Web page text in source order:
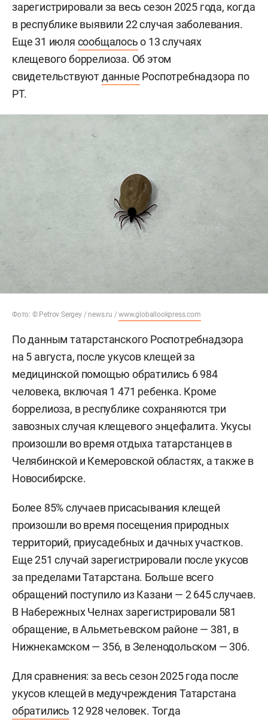
зарегистрировали за весь сезон 2025 года, когда
в республике выявили 22 случая заболевания.
Еще 31 июля сообщалосьо 13 случаях
клещевого боррелиоза. Об этом
свидетельствуютданные Роспотребнадзора по
РТ.
Фото: © Petrov Sergey / news.ru /www.globallookpress.com
По данным татарстанского Роспотребнадзора
на 5 августа, после укусов клещей за
медицинской помощью обратились 6 984
человека, включая 1 471 ребенка. Кроме
боррелиоза, в республике сохраняются три
завозных случая клещевого энцефалита. Укусы
произошли во время отдыха татарстанцев в
Челябинской и Кемеровской областях, а также в
Новосибирске.
Более 85% случаев присасывания клещей
произошли во время посещения природных
территорий, приусадебных и дачных участков.
Еще 251 случай зарегистрировали после укусов
за пределами Татарстана. Больше всего
обращений поступило из Казани — 2 645 случаев.
В Набережных Челнах зарегистрировали 581
обращение, в Альметьевском районе — 381, в
Нижнекамском — 356, в Зеленодольском — 306.
Для сравнения: за весь сезон 2025 года после
укусов клещей в медучреждения Татарстана
обратились 12 928 человек. Тогда